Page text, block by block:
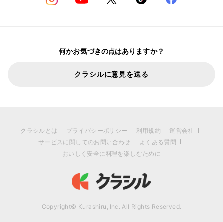
何かお気づきの点はありますか？
クラシルに意見を送る
クラシルとは プライバシーポリシー 利用規約
運営会社
サービスに関してのお問い合わせ
よくある質問
おいしく安全に料理を楽しむために
Copyright© Kurashiru, Inc. All Rights Reserved.